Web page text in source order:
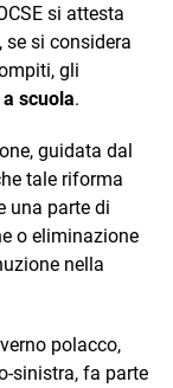
si attesta
se si considera
gli
scuola.
guidata dal
tale riforma
una parte di
o eliminazione
nella
polacco,
sinistra, fa parte